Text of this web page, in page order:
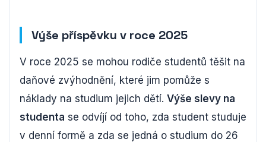
Výše příspěvku v roce 2025
V roce 2025 se mohou rodiče studentů těšit na
daňové zvýhodnění, které jim pomůže s
náklady na studium jejich dětí. Výše slevy na
studenta se odvíjí od toho, zda student studuje
v denní formě a zda se jedná o studium do 26